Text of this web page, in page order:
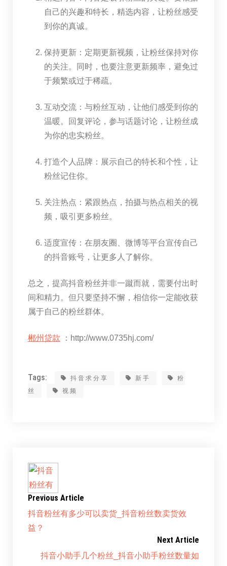
自己的兴趣和特长，精选内容，让粉丝感受
到你的真诚。
保持更新：定期更新视频，让粉丝保持对你
的关注。同时，也要注意更新频率，避免过
于频繁或过于稀疏。
互动交流：与粉丝互动，让他们感受到你的
温暖。回复评论，参与话题讨论，让粉丝成
为你的忠实粉丝。
打造个人品牌：展示自己的特长和个性，让
粉丝记住你。
关注热点：紧跟热点，拍摄与热点相关的视
频，吸引更多粉丝。
适度宣传：在朋友圈、微博等平台宣传自己
的抖音账号，让更多人了解你。
总之，提高抖音粉丝并非一蹴而就，需要付出时
间和精力。但只要坚持不懈，相信你一定能收获
属于自己的粉丝群体。
郴州贷款 ：http://www.0735hj.com/
Tags: 抖音求分享 新手
粉
丝
视频
Previous Article
抖音粉丝有多少可以卖货_抖音粉丝数卖货效
益？
Next Article
抖音小助手几个粉丝_抖音小助手粉丝数量如